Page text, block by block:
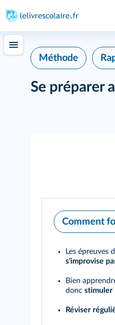
Méthode
Se préparer
Comment
Les épreuves
s'improvise
Bien
donc stimuler
Réviser